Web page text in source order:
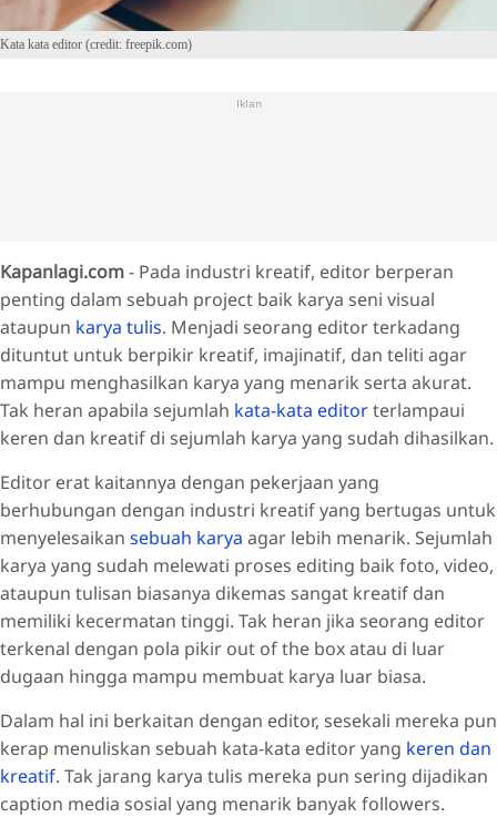
Kata kata editor (credit: freepik.com)
Iklan
Kapanlagi.com- Pada industri kreatif, editor berperan
penting dalam sebuah project baik karya seni visual
ataupun karya tulis. Menjadi seorang editor terkadang
dituntut untuk berpikir kreatif, imajinatif, dan teliti agar
mampu menghasilkan karya yang menarik serta akurat.
Tak heran apabila sejumlah kata-kata editorterlampaui
keren dan kreatif di sejumlah karya yang sudah dihasilkan.
Editor erat kaitannya dengan pekerjaan yang
berhubungan dengan industri kreatif yang bertugas untuk
menyelesaikan sebuah karya agar lebih menarik. Sejumlah
karya yang sudah melewati proses editing baik foto, video,
ataupun tulisan biasanya dikemas sangat kreatif dan
memiliki kecermatan tinggi. Tak heran jika seorang editor
terkenal dengan pola pikir out of the box atau di luar
dugaan hingga mampu membuat karya luar biasa.
Dalam hal ini berkaitan dengan editor, sesekali mereka pun
kerap menuliskan sebuah kata-kata editor yang keren dan
kreatif. Tak jarang karya tulis mereka pun sering dijadikan
caption media sosial yang menarik banyak followers.